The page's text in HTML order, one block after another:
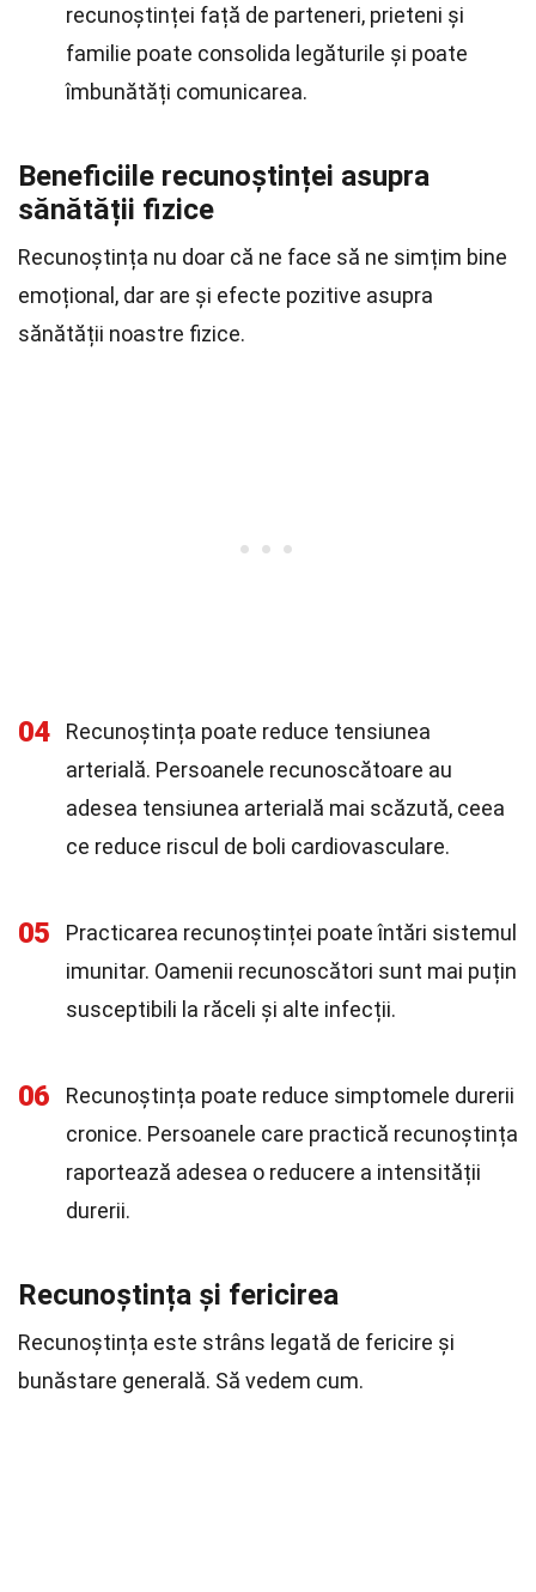
recunoștinței față de parteneri, prieteni și
familie poate consolida legăturile și poate
îmbunătăți comunicarea.
Beneficiile recunoștinței asupra
sănătății fizice
Recunoștința nu doar că ne face să ne simțim bine
emoțional, dar are și efecte pozitive asupra
sănătății noastre fizice.
04
Recunoștința poate reduce tensiunea
arterială. Persoanele recunoscătoare au
adesea tensiunea arterială mai scăzută, ceea
ce reduce riscul de boli cardiovasculare.
05
Practicarea recunoștinței poate întări sistemul
imunitar. Oamenii recunoscători sunt mai puțin
susceptibili la răceli și alte infecții.
06
Recunoștința poate reduce simptomele durerii
cronice. Persoanele care practică recunoștința
raportează adesea o reducere a intensității
durerii.
Recunoștința și fericirea
Recunoștința este strâns legată de fericire și
bunăstare generală. Să vedem cum.